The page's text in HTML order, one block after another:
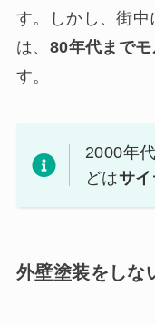
す。しかし、街
は、 80年代まで
す。
2000年
どはサ
外壁塗装をしな